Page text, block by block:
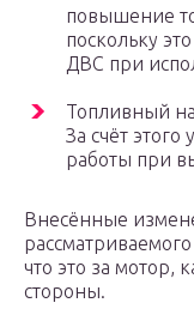
повышение
поскольку
ДВС при
Топливный
За счёт этого
работы при
Внесённые
что это за мотор,
стороны.